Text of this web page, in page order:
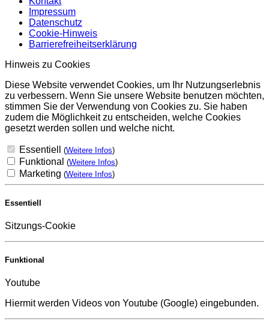
Impressum
Datenschutz
Cookie-Hinweis
Barrierefreiheitserklärung
Hinweis zu Cookies
Diese Website verwendet Cookies, um Ihr Nutzungserlebnis
zu verbessern. Wenn Sie unsere Website benutzen möchten,
stimmen Sie der Verwendung von Cookies zu. Sie haben
zudem die Möglichkeit zu entscheiden, welche Cookies
gesetzt werden sollen und welche nicht.
Essentiell (Weitere Infos)
Funktional (Weitere Infos)
Marketing (Weitere Infos)
Essentiell
Sitzungs-Cookie
Funktional
Youtube
Hiermit werden Videos von Youtube (Google) eingebunden.